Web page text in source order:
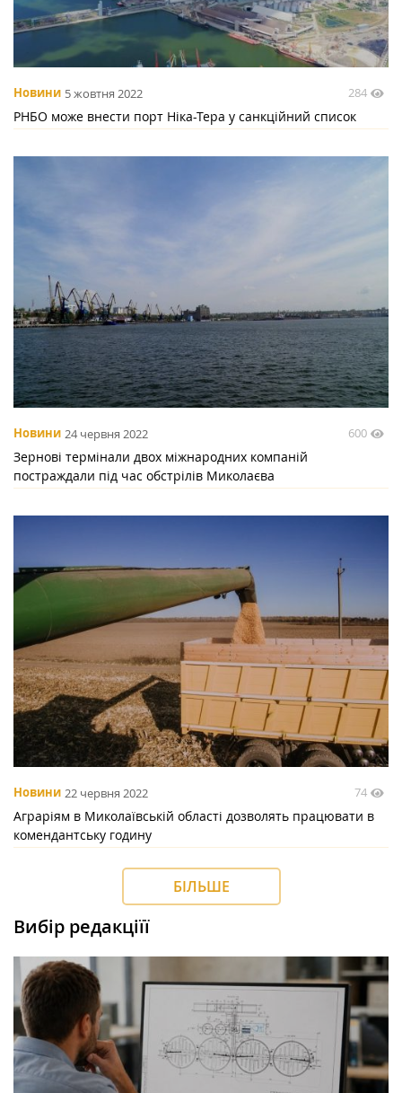
Новини 5 жовтня 2022 284
РНБО може внести порт Ніка-Тера у санкційний список
Новини 24 червня 2022 600
Зернові термінали двох міжнародних компаній
постраждали під час обстрілів Миколаєва
Новини 22 червня 2022 74
Аграріям в Миколаївській області дозволять працювати в
комендантську годину
БІЛЬШЕ
Вибір редакціїї